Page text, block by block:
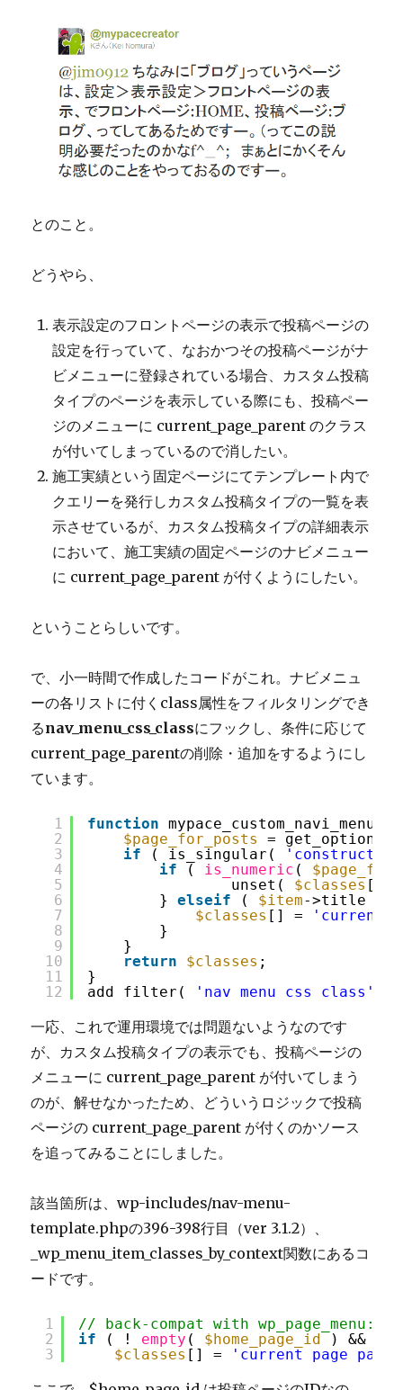
とのこと。
どうやら、
表示設定のフロントページの表示で投稿ページの
設定を行っていて、なおかつその投稿ページがナ
ビメニューに登録されている場合、カスタム投稿
タイプのページを表示している際にも、投稿ペー
ジのメニューに current_page_parent のクラス
が付いてしまっているので消したい。
施工実績という固定ページにてテンプレート内で
クエリーを発行しカスタム投稿タイプの一覧を表
示させているが、カスタム投稿タイプの詳細表示
において、施工実績の固定ページのナビメニュー
に current_page_parent が付くようにしたい。
ということらしいです。
で、小一時間で作成したコードがこれ。ナビメニュ
ーの各リストに付くclass属性をフィルタリングでき
るnav_menu_css_classにフックし、条件に応じて
current_page_parentの削除・追加をするようにし
ています。
1
2
3
4
5
6
7
8
9
10
11
12
function mypace_custom_navi_menu(
$page_for_posts
= get_option(
if
( is_singular(
if
( is_numeric (
unset( $classes [
} elseif ( $item->title ==
$classes [] =
}
}
return
$classes ;
}
add_filter(
'nav_menu_css_class'
一応、これで運用環境では問題ないようなのです
が、カスタム投稿タイプの表示でも、投稿ページの
メニューに current_page_parent が付いてしまう
のが、解せなかったため、どういうロジックで投稿
ページの current_page_parent が付くのかソース
を追ってみることにしました。
該当箇所は、wp-includes/nav-menu-
template.phpの396-398行目（ver 3.1.2）、
_wp_menu_item_classes_by_context関数にあるコ
ードです。
1
2
3
// back-compat with
if
( ! empty ( $home_page_id ) &&
$classes [] =